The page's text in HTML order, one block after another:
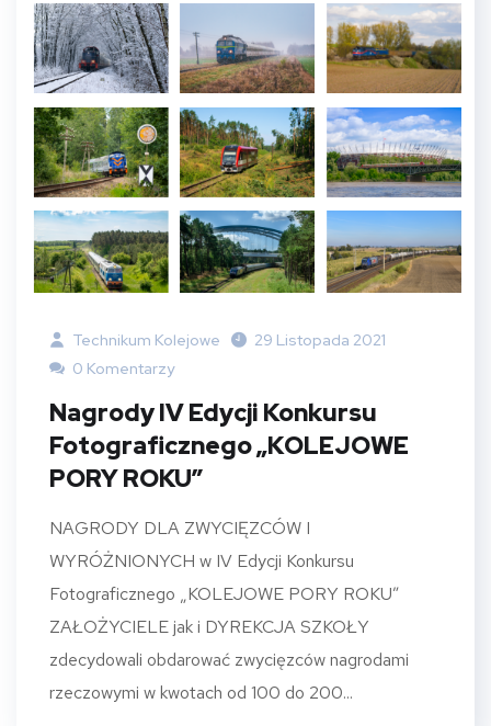
Technikum Kolejowe
29 Listopada 2021
0 Komentarzy
Nagrody IV Edycji Konkursu
Fotograficznego „KOLEJOWE
PORY ROKU”
NAGRODY DLA ZWYCIĘZCÓW I
WYRÓŻNIONYCH w IV Edycji Konkursu
Fotograficznego „KOLEJOWE PORY ROKU”
ZAŁOŻYCIELE jak i DYREKCJA SZKOŁY
zdecydowali obdarować zwycięzców nagrodami
rzeczowymi w kwotach od 100 do 200...